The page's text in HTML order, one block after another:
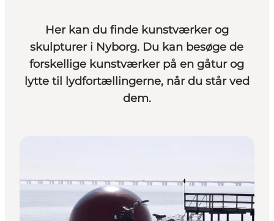
Her kan du finde kunstværker og
skulpturer i Nyborg. Du kan besøge de
forskellige kunstværker på en gåtur og
lytte til lydfortællingerne, når du står ved
dem.